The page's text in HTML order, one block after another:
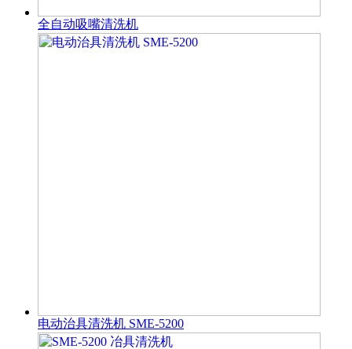
全自动吸嘴清洗机
电动治具清洗机 SME-5200